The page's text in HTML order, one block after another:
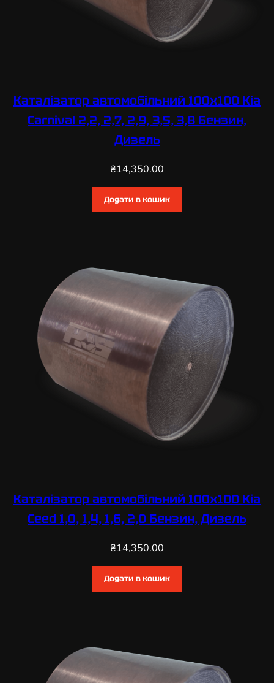
Каталізатор автомобільний 100х100 Kia
Carnival 2,2, 2,7, 2,9, 3,5, 3,8 Бензин,
Дизель
₴14,350.00
Додати в кошик
Каталізатор автомобільний 100х100 Kia
Ceed 1,0, 1,4, 1,6, 2,0 Бензин, Дизель
₴14,350.00
Додати в кошик